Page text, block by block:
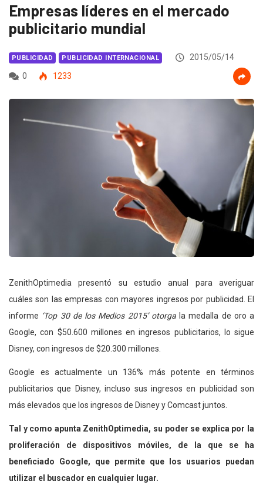
Empresas líderes en el mercado
publicitario mundial
PUBLICIDAD PUBLICIDAD INTERNACIONAL
2015/05/14
0
1233
ZenithOptimedia presentó su estudio anual para averiguar
cuáles son las empresas con mayores ingresos por publicidad. El
informe ‘Top 30 de los Medios 2015’ otorgala medalla de oro a
Google, con $50.600 millones en ingresos publicitarios, lo sigue
Disney, con ingresos de $20.300 millones.
Google es actualmente un 136% más potente en términos
publicitarios que Disney, incluso sus ingresos en publicidad son
más elevados que los ingresos de Disney y Comcast juntos.
Tal y como apunta ZenithOptimedia, su poder se explica por la
proliferación de dispositivos móviles, de la que se ha
beneficiado Google, que permite que los usuarios puedan
utilizar el buscador en cualquier lugar.